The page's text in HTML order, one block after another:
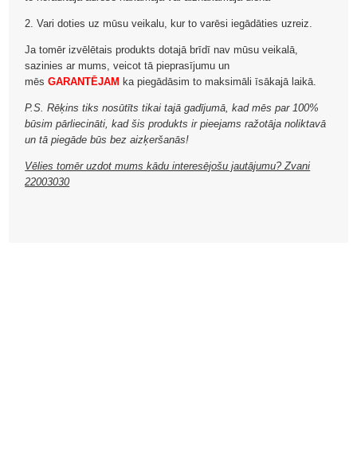
2. Vari doties uz mūsu veikalu, kur to varēsi iegādāties uzreiz.
Ja tomēr izvēlētais produkts dotajā brīdī nav mūsu veikalā,
sazinies ar mums, veicot tā pieprasījumu un
mēsGARANTĒJAM ka piegādāsim to maksimāli īsākajā laikā.
P.S. Rēķins tiks nosūtīts tikai tajā gadījumā, kad mēs par 100%
būsim pārliecināti, kad šis produkts ir pieejams ražotāja noliktavā
un tā piegāde būs bez aizķeršanās!
Vēlies tomēr uzdot mums kādu interesējošu jautājumu? Zvani
22003030